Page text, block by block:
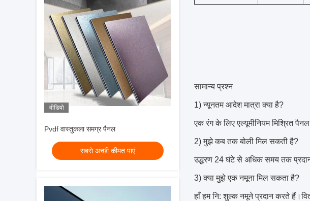
वीडियो
Pvdf वास्तुकला समग्र पैनल
सबसे अच्छी कीमत पाएं
सामान्य प्रश्न
1) न्यूनतम आदेश मात्रा क्या है?
एक रंग के लिए एल्यूमीनियम मिश्रित
2) मुझे कब तक बोली मिल सकती है?
उद्धरण 24 घंटे से अधिक समय तक प्रदान
3) क्या मुझे एक नमूना मिल सकता है?
हाँ हम नि: शुल्क नमूने प्रदान करते